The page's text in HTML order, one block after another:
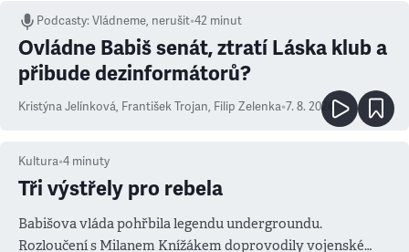
Podcasty:Vládneme, nerušit•42 minut
Ovládne Babiš senát, ztratí Láska klub a
přibude dezinformátorů?
Kristýna Jelínková, František Trojan, Filip Zelenka•7. 8. 2026
Kultura•4 minuty
Tři výstřely pro rebela
Babišova vláda pohřbila legendu undergroundu.
Rozloučení s Milanem Knížákem doprovodily vojenské